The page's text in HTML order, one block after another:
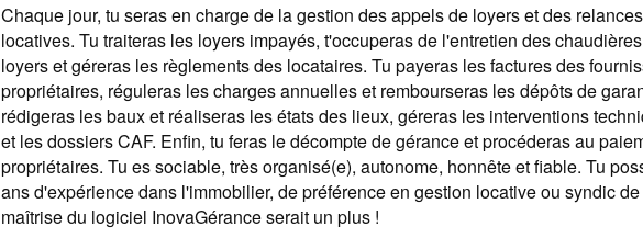
Chaque jour, tu seras en charge de la gestion des appels de loyers et des
locatives. Tu traiteras les loyers impayés, t'occuperas de l'entretien des
loyers et géreras les règlements des locataires. Tu payeras les factures des
propriétaires, réguleras les charges annuelles et rembourseras les dépôts de
rédigeras les baux et réaliseras les états des lieux, géreras les interventions
et les dossiers CAF. Enfin, tu feras le décompte de gérance et procéderas au
propriétaires. Tu es sociable, très organisé(e), autonome, honnête et fiable. Tu
ans d'expérience dans l'immobilier, de préférence en gestion locative ou syndic
maîtrise du logiciel InovaGérance serait un plus !